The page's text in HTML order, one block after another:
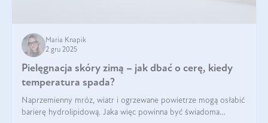
Maria Knapik
2 gru 2025
Pielęgnacja skóry zimą – jak dbać o cerę, kiedy
temperatura spada?
Naprzemienny mróz, wiatr i ogrzewane powietrze mogą osłabić
barierę hydrolipidową. Jaka więc powinna być świadoma